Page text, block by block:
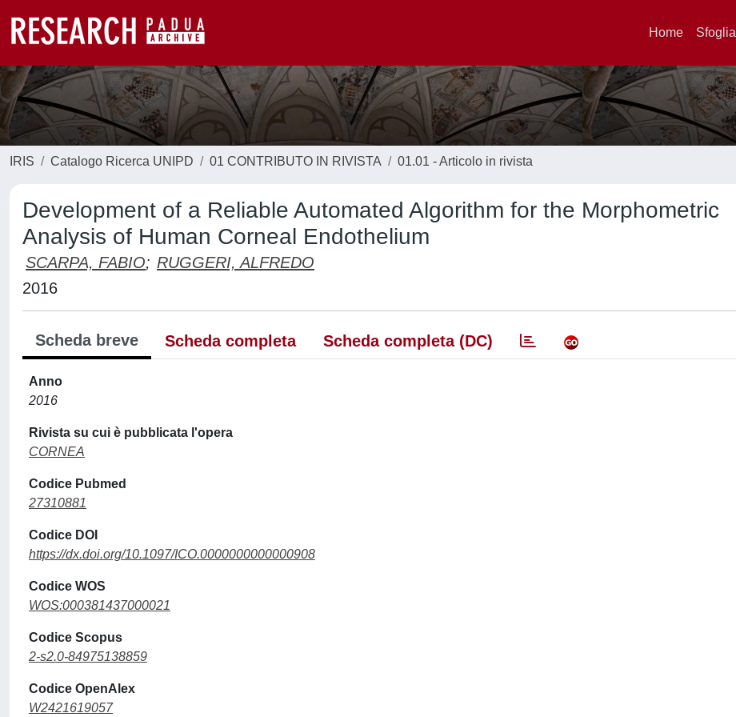
Home Sfoglia
IRIS Catalogo Ricerca UNIPD 01 CONTRIBUTO IN RIVISTA 01.01 - Articolo in rivista
Development of a Reliable Automated Algorithm for the Morphometric
Analysis of Human Corneal Endothelium
SCARPA, FABIO; RUGGERI, ALFREDO
2016
Scheda breve Scheda completa Scheda completa (DC)
Anno
2016
Rivista su cui è pubblicata l'opera
CORNEA
Codice Pubmed
27310881
Codice DOI
https://dx.doi.org/10.1097/ICO.0000000000000908
Codice WOS
WOS:000381437000021
Codice Scopus
2-s2.0-84975138859
Codice OpenAlex
W2421619057